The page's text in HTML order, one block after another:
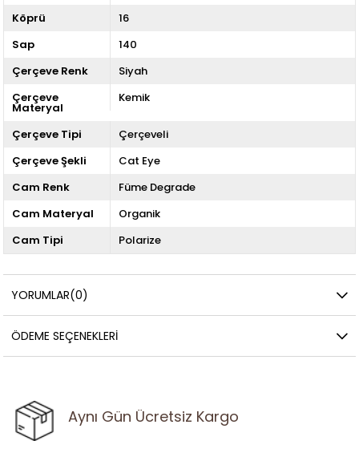
Köprü
16
Sap
140
Çerçeve Renk
Siyah
Çerçeve
Materyal
Kemik
Çerçeve Tipi
Çerçeveli
Çerçeve Şekli
Cat Eye
Cam Renk
Füme Degrade
Cam Materyal
Organik
Cam Tipi
Polarize
YORUMLAR(0)
ÖDEME SEÇENEKLERI
Aynı Gün Ücretsiz Kargo